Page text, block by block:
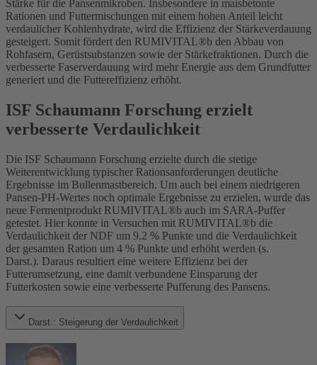
Stärke für die Pansenmikroben. Insbesondere in maisbetonte
Rationen und Futtermischungen mit einem hohen Anteil leicht
verdaulicher Kohlenhydrate, wird die Effizienz der Stärkeverdauung
gesteigert. Somit fördert den RUMIVITAL®b den Abbau von
Rohfasern, Gerüstsubstanzen sowie der Stärkefraktionen. Durch die
verbesserte Faserverdauung wird mehr Energie aus dem Grundfutter
generiert und die Futtereffizienz erhöht.
ISF Schaumann Forschung erzielt
verbesserte Verdaulichkeit
Die ISF Schaumann Forschung erzielte durch die stetige
Weiterentwicklung typischer Rationsanforderungen deutliche
Ergebnisse im Bullenmastbereich. Um auch bei einem niedrigeren
Pansen-PH-Wertes noch optimale Ergebnisse zu erzielen, wurde das
neue Fermentprodukt RUMIVITAL®b auch im SARA-Puffer
getestet. Hier konnte in Versuchen mit RUMIVITAL®b die
Verdaulichkeit der NDF um 9,2 % Punkte und die Verdaulichkeit
der gesamten Ration um 4 % Punkte und erhöht werden (s.
Darst.). Daraus resultiert eine weitere Effizienz bei der
Futterumsetzung, eine damit verbundene Einsparung der
Futterkosten sowie eine verbesserte Pufferung des Pansens.
Darst.: Steigerung der Verdaulichkeit